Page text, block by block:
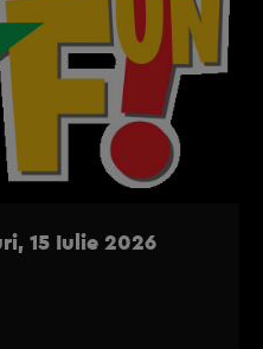
15 Iulie 2026